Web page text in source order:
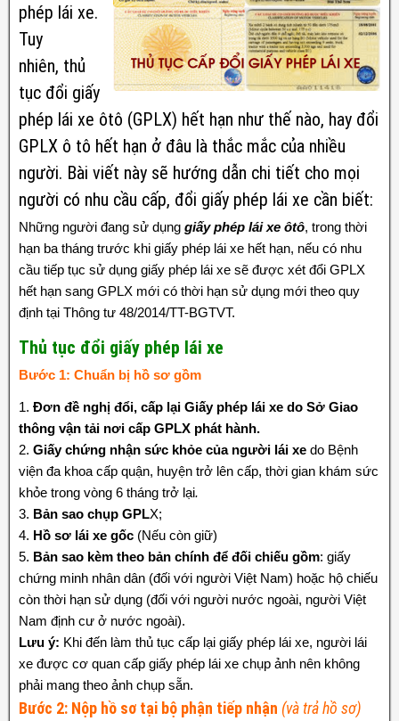
phép lái xe.
Tuy
nhiên, thủ
tục đổi giấy
phép lái xe ôtô (GPLX) hết hạn như thế nào, hay đổi
GPLX ô tô hết hạn ở đâu là thắc mắc của nhiều
người. Bài viết này sẽ hướng dẫn chi tiết cho mọi
người có nhu cầu cấp, đổi giấy phép lái xe cần biết:
Những người đang sử dụng giấy phép lái xe ôtô, trong thời
hạn ba tháng trước khi giấy phép lái xe hết hạn, nếu có nhu
cầu tiếp tục sử dụng giấy phép lái xe sẽ được xét đổi GPLX
hết hạn sang GPLX mới có thời hạn sử dụng mới theo quy
định tại Thông tư 48/2014/TT-BGTVT.
Thủ tục đổi giấy phép lái xe
Bước 1: Chuẩn bị hồ sơ gồm
1. Đơn đề nghị đổi, cấp lại Giấy phép lái xe do Sở Giao
thông vận tải nơi cấp GPLX phát hành.
2. Giấy chứng nhận sức khỏe của người lái xe do Bệnh
viện đa khoa cấp quận, huyện trở lên cấp, thời gian khám sức
khỏe trong vòng 6 tháng trở lại.
3. Bản sao chụp GPLX;
4. Hồ sơ lái xe gốc (Nếu còn giữ)
5. Bản sao kèm theo bản chính để đối chiếu gồm: giấy
chứng minh nhân dân (đối với người Việt Nam) hoặc hộ chiếu
còn thời hạn sử dụng (đối với người nước ngoài, người Việt
Nam định cư ở nước ngoài).
Lưu ý: Khi đến làm thủ tục cấp lại giấy phép lái xe, người lái
xe được cơ quan cấp giấy phép lái xe chụp ảnh nên không
phải mang theo ảnh chụp sẵn.
Bước 2: Nộp hồ sơ tại bộ phận tiếp nhận (và trả hồ sơ)